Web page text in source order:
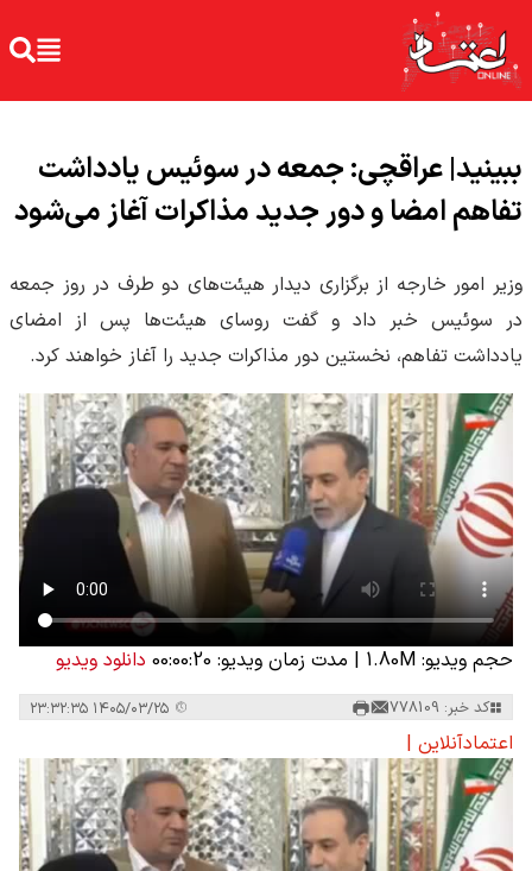
ببینید| عراقچی: جمعه در سوئیس یادداشت
تفاهم امضا و دور جدید مذاکرات آغاز می‌شود
وزیر امور خارجه از برگزاری دیدار هیئت‌های دو طرف در روز جمعه
در سوئیس خبر داد و گفت روسای هیئت‌ها پس از امضای
یادداشت تفاهم، نخستین دور مذاکرات جدید را آغاز خواهند کرد.
حجم ویدیو: 1.80M | مدت زمان ویدیو: 00:00:20 دانلود ویدیو
کد خبر: 778109
اعتمادآنلاین |